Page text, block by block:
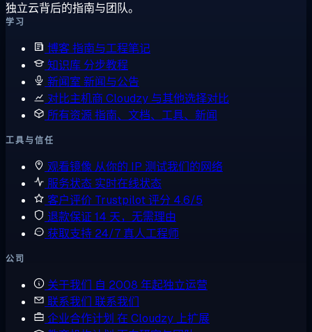
独立云背后的指南与团队。
学习
博客指南与工程笔记
知识库 分步教程
新闻室 新闻与公告
对比主机商 Cloudzy 与其他选择对比
所有资源指南、文档、工具、新闻
工具与信任
观看镜像 从你的 IP 测试我们的网络
服务状态 实时在线状态
客户评价 Trustpilot 评分 4.6/5
退款保证 14 天，无需理由
获取支持 24/7 真人工程师
公司
关于我们 自 2008 年起独立运营
联系我们 联系我们
企业合作计划 在 Cloudzy 上扩展